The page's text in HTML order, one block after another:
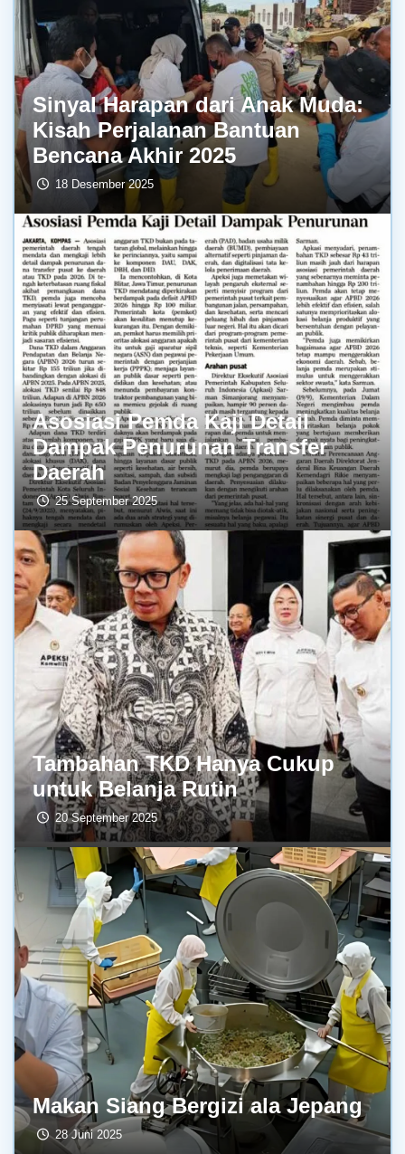
Sinyal Harapan dari Anak Muda:
Kisah Perjalanan Bantuan
Bencana Akhir 2025
18 Desember 2025
Asosiasi Pemda Kaji Detail
Dampak Penurunan Transfer
Daerah
25 September 2025
Tambahan TKD Hanya Cukup
untuk Belanja Rutin
20 September 2025
Makan Siang Bergizi ala Jepang
28 Juni 2025